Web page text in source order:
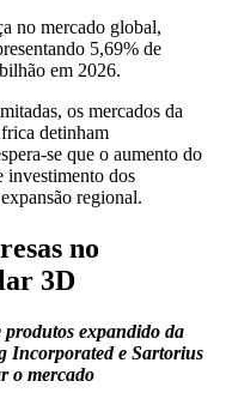
no mercado global,
5,69% de
em 2026.
os mercados da
detinham
se que o aumento do
investimento dos
regional.
no
3D
expandido da
Incorporated e Sartorius
o mercado